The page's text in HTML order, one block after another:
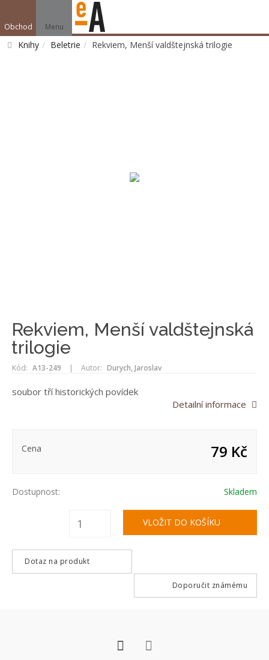
Obchod Menu
Knihy Beletrie Rekviem, Menší valdštejnská trilogie
Rekviem, Menší valdštejnská
trilogie
Kód: A13-249 | Autor: Durych, Jaroslav
soubor tří historických povídek
Detailní informace
Cena 79 Kč
Dostupnost: Skladem
Dotaz na produkt
Doporučit známému